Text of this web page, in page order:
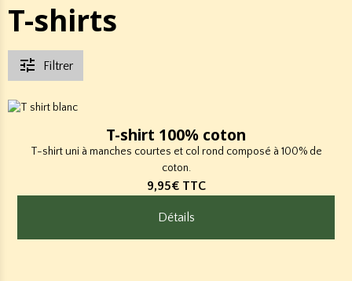
T-shirts
Filtrer
T-shirt 100% coton
T-shirt uni à manches courtes et col rond composé à 100% de
coton.
9,95€ TTC
Détails